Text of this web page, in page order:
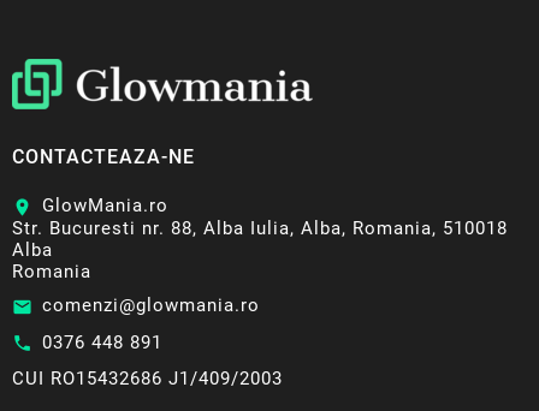
CONTACTEAZA-NE
location_on
GlowMania.ro
Str. Bucuresti nr. 88, Alba Iulia, Alba, Romania, 510018
Alba
Romania
email comenzi@glowmania.ro
call 0376 448 891
CUI RO15432686 J1/409/2003